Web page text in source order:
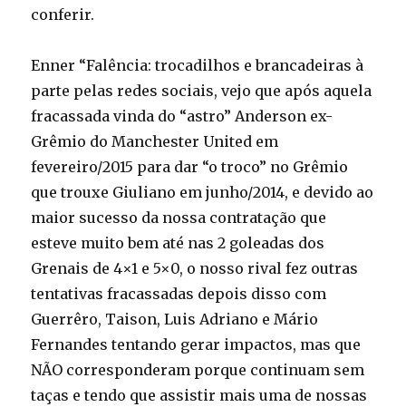
conferir.
Enner “Falência: trocadilhos e brancadeiras à
parte pelas redes sociais, vejo que após aquela
fracassada vinda do “astro” Anderson ex-
Grêmio do Manchester United em
fevereiro/2015 para dar “o troco” no Grêmio
que trouxe Giuliano em junho/2014, e devido ao
maior sucesso da nossa contratação que
esteve muito bem até nas 2 goleadas dos
Grenais de 4×1 e 5×0, o nosso rival fez outras
tentativas fracassadas depois disso com
Guerrêro, Taison, Luis Adriano e Mário
Fernandes tentando gerar impactos, mas que
NÃO corresponderam porque continuam sem
taças e tendo que assistir mais uma de nossas